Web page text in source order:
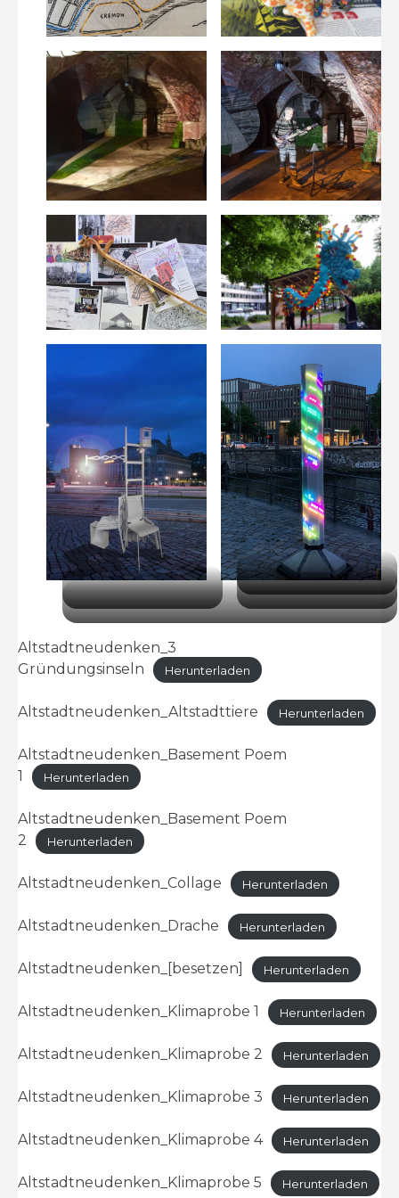
Altstadtneudenken_3
Gründungsinseln
Herunterladen
Altstadtneudenken_Altstadttiere Herunterladen
Altstadtneudenken_Basement Poem
1
Herunterladen
Altstadtneudenken_Basement Poem
2
Herunterladen
Altstadtneudenken_Collage Herunterladen
Altstadtneudenken_Drache Herunterladen
Altstadtneudenken_[besetzen] Herunterladen
Altstadtneudenken_Klimaprobe 1 Herunterladen
Altstadtneudenken_Klimaprobe 2 Herunterladen
Altstadtneudenken_Klimaprobe 3 Herunterladen
Altstadtneudenken_Klimaprobe 4 Herunterladen
Altstadtneudenken_Klimaprobe 5 Herunterladen